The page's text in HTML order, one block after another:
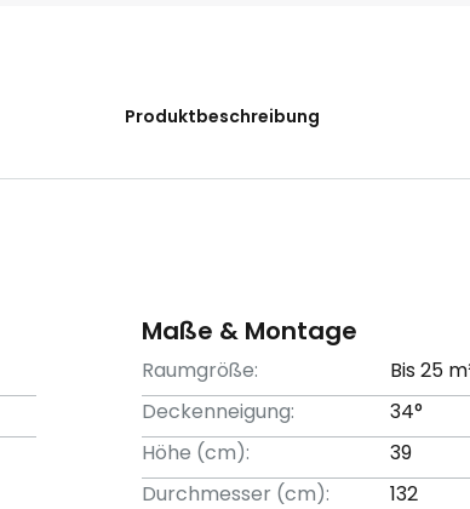
Produktbeschreibung
Maße & Montage
Raumgröße:
Bis 25
Deckenneigung:
34°
Höhe (cm):
39
Durchmesser (cm):
132